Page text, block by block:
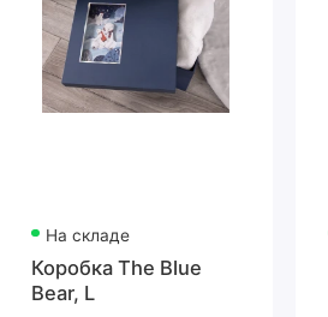
На складе
Коробка The Blue
Bear, L